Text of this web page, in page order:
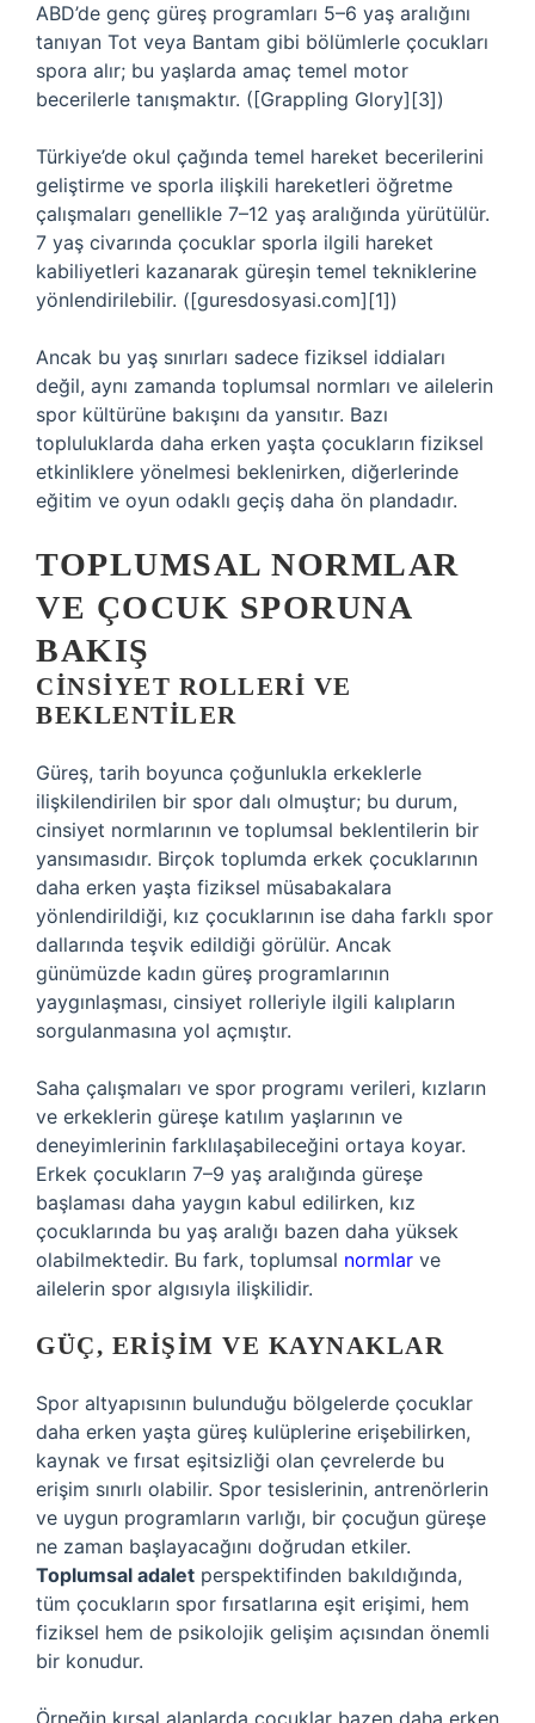
ABD’de genç güreş programları 5–6 yaş aralığını
tanıyan Tot veya Bantam gibi bölümlerle çocukları
spora alır; bu yaşlarda amaç temel motor
becerilerle tanışmaktır. ([Grappling Glory][3])
Türkiye’de okul çağında temel hareket becerilerini
geliştirme ve sporla ilişkili hareketleri öğretme
çalışmaları genellikle 7–12 yaş aralığında yürütülür.
7 yaş civarında çocuklar sporla ilgili hareket
kabiliyetleri kazanarak güreşin temel tekniklerine
yönlendirilebilir. ([guresdosyasi.com][1])
Ancak bu yaş sınırları sadece fiziksel iddiaları
değil, aynı zamanda toplumsal normları ve ailelerin
spor kültürüne bakışını da yansıtır. Bazı
topluluklarda daha erken yaşta çocukların fiziksel
etkinliklere yönelmesi beklenirken, diğerlerinde
eğitim ve oyun odaklı geçiş daha ön plandadır.
TOPLUMSAL NORMLAR
VE ÇOCUK SPORUNA
BAKIŞ
CINSIYET ROLLERI VE
BEKLENTILER
Güreş, tarih boyunca çoğunlukla erkeklerle
ilişkilendirilen bir spor dalı olmuştur; bu durum,
cinsiyet normlarının ve toplumsal beklentilerin bir
yansımasıdır. Birçok toplumda erkek çocuklarının
daha erken yaşta fiziksel müsabakalara
yönlendirildiği, kız çocuklarının ise daha farklı spor
dallarında teşvik edildiği görülür. Ancak
günümüzde kadın güreş programlarının
yaygınlaşması, cinsiyet rolleriyle ilgili kalıpların
sorgulanmasına yol açmıştır.
Saha çalışmaları ve spor programı verileri, kızların
ve erkeklerin güreşe katılım yaşlarının ve
deneyimlerinin farklılaşabileceğini ortaya koyar.
Erkek çocukların 7–9 yaş aralığında güreşe
başlaması daha yaygın kabul edilirken, kız
çocuklarında bu yaş aralığı bazen daha yüksek
olabilmektedir. Bu fark, toplumsal normlar ve
ailelerin spor algısıyla ilişkilidir.
GÜÇ, ERIŞIM VE KAYNAKLAR
Spor altyapısının bulunduğu bölgelerde çocuklar
daha erken yaşta güreş kulüplerine erişebilirken,
kaynak ve fırsat eşitsizliği olan çevrelerde bu
erişim sınırlı olabilir. Spor tesislerinin, antrenörlerin
ve uygun programların varlığı, bir çocuğun güreşe
ne zaman başlayacağını doğrudan etkiler.
Toplumsal adalet perspektifinden bakıldığında,
tüm çocukların spor fırsatlarına eşit erişimi, hem
fiziksel hem de psikolojik gelişim açısından önemli
bir konudur.
Örneğin kırsal alanlarda çocuklar bazen daha erken